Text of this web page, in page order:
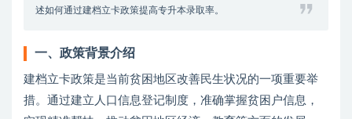
述如何通过建档立卡政策提高专升本录取率。
一、政策背景介绍
建档立卡政策是当前贫困地区改善民生状况的一项重要举
措。通过建立人口信息登记制度，准确掌握贫困户信息，